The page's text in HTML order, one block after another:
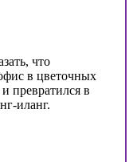
что
в цветочных
превратился в
иланг.